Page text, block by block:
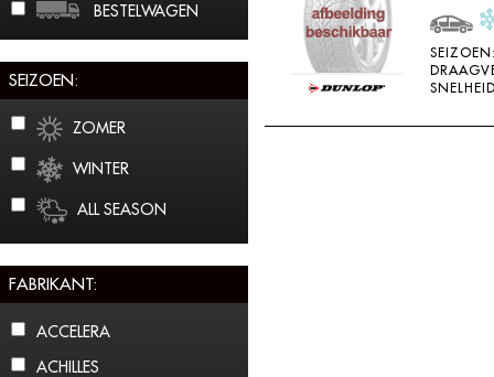
BESTELWAGEN
SEIZOEN:
ZOMER
WINTER
ALL SEASON
FABRIKANT:
ACCELERA
ACHILLES